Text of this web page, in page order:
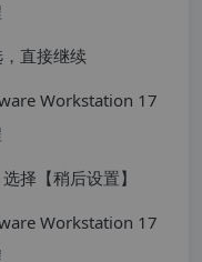
直接继续
择【稍后设置】